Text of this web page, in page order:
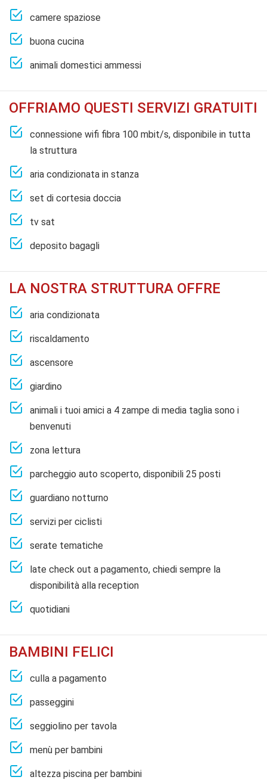
camere spaziose
buona cucina
animali domestici ammessi
OFFRIAMO QUESTI SERVIZI GRATUITI
connessione wifi fibra 100 mbit/s, disponibile in tutta
la struttura
aria condizionata in stanza
set di cortesia doccia
tv sat
deposito bagagli
LA NOSTRA STRUTTURA OFFRE
aria condizionata
riscaldamento
ascensore
giardino
animali i tuoi amici a 4 zampe di media taglia sono i
benvenuti
zona lettura
parcheggio auto scoperto, disponibili 25 posti
guardiano notturno
servizi per ciclisti
serate tematiche
late check out a pagamento, chiedi sempre la
disponibilità alla reception
quotidiani
BAMBINI FELICI
culla a pagamento
passeggini
seggiolino per tavola
menù per bambini
altezza piscina per bambini